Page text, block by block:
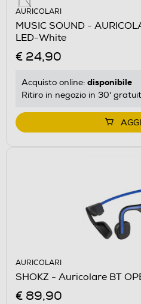
AURICOLARI
MUSIC SOUND -
LED-White
€ 24,90
Acquisto online: disponibile
Ritiro in negozio in 30'
AURICOLARI
SHOKZ - Auricolare BT
€ 89,90